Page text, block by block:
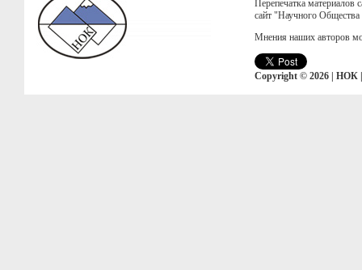
Перепечатка материалов
сайт "Научного
Мнения наших авторов
Copyright © 2026 | НОК